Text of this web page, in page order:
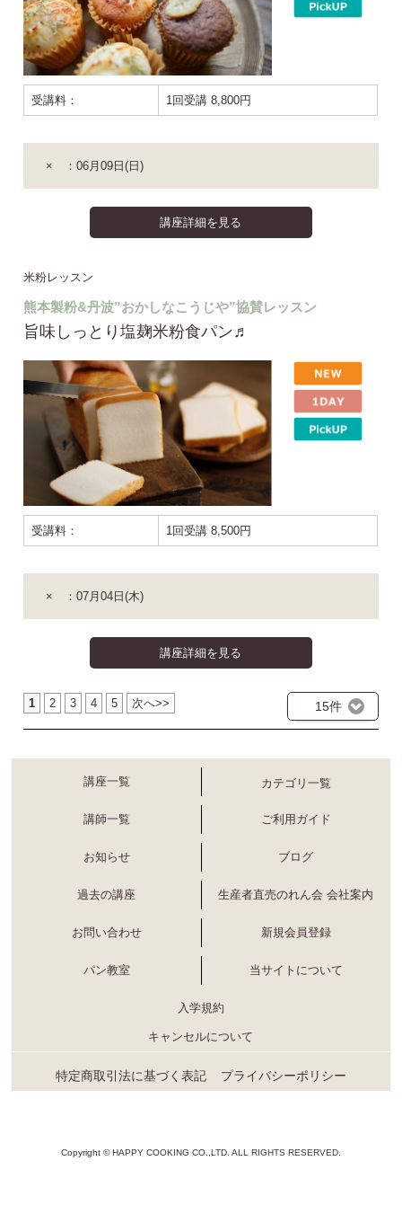
受講料： 1回受講 8,800円
× ：06月09日(日)
講座詳細を見る
米粉レッスン
熊本製粉&丹波”おかしなこうじや”協賛レッスン
旨味しっとり塩麹米粉食パン♬
受講料： 1回受講 8,500円
× ：07月04日(木)
講座詳細を見る
15件
1 2 3 4 5 次へ>>
講座一覧 カテゴリ一覧
講師一覧 ご利用ガイド
お知らせ ブログ
過去の講座 生産者直売のれん会 会社案内
お問い合わせ 新規会員登録
パン教室 当サイトについて
入学規約
キャンセルについて
特定商取引法に基づく表記 プライバシーポリシー
Copyright © HAPPY COOKING CO.,LTD. ALL RIGHTS RESERVED.